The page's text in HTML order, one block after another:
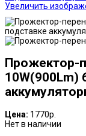
Увеличить
Прожектор-
10W(900Lm)
Цена: 1770р.
Нет в наличии